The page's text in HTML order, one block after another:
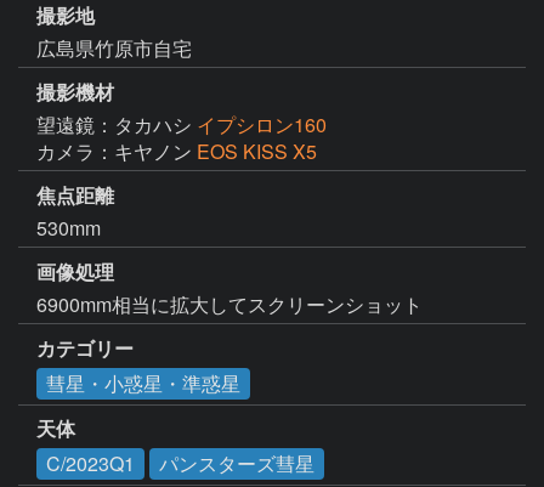
撮影地
広島県竹原市自宅
撮影機材
望遠鏡：タカハシ イプシロン160
カメラ：キヤノン EOS KISS X5
焦点距離
530mm
画像処理
6900mm相当に拡大してスクリーンショット
カテゴリー
彗星・小惑星・準惑星
天体
C/2023Q1
パンスターズ彗星